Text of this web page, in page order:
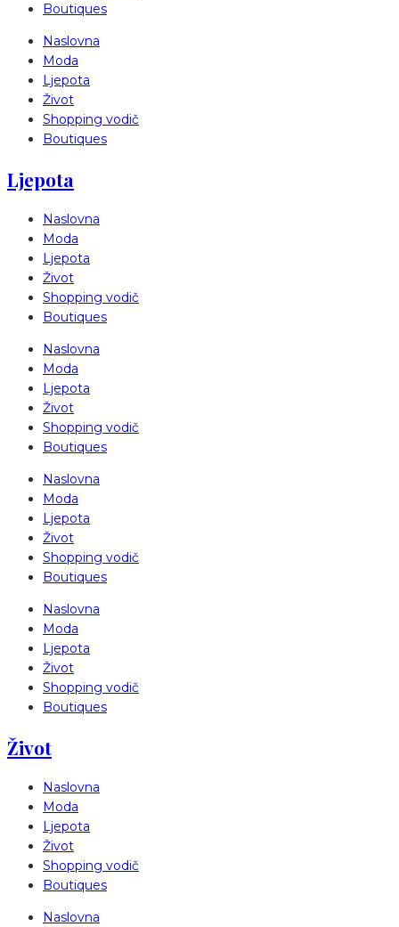
Boutiques
Naslovna
Moda
Ljepota
Život
Shopping vodič
Boutiques
Ljepota
Naslovna
Moda
Ljepota
Život
Shopping vodič
Boutiques
Naslovna
Moda
Ljepota
Život
Shopping vodič
Boutiques
Naslovna
Moda
Ljepota
Život
Shopping vodič
Boutiques
Naslovna
Moda
Ljepota
Život
Shopping vodič
Boutiques
Život
Naslovna
Moda
Ljepota
Život
Shopping vodič
Boutiques
Naslovna